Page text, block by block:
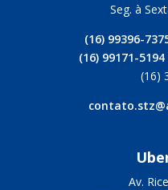
Seg. à
(16) 99396-
(16) 99171-
(16)
Av.